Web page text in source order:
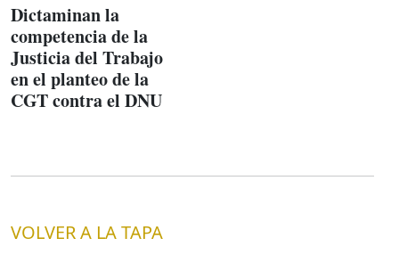
Dictaminan la
competencia de la
Justicia del Trabajo
en el planteo de la
CGT contra el DNU
VOLVER A LA TAPA